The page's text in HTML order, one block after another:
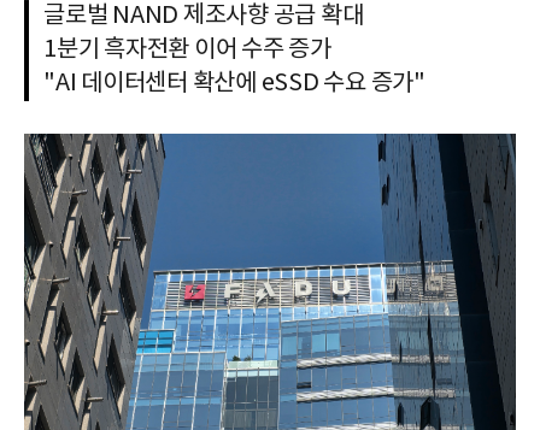
글로벌 NAND 제조사향 공급 확대
1분기 흑자전환 이어 수주 증가
"AI 데이터센터 확산에 eSSD 수요 증가"